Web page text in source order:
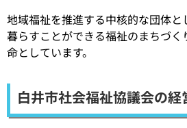
地域福祉を推進する中核的な団体と
暮らすことができる福祉のまちづ
命としています。
白井市社会福祉協議会の経